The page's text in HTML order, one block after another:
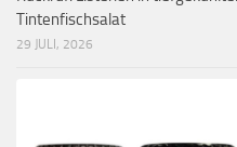
Tintenfischsalat
29 JULI, 2026